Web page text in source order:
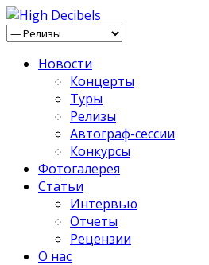
Новости
Концерты
Туры
Релизы
Автограф-сессии
Конкурсы
Фотогалерея
Статьи
Интервью
Отчеты
Рецензии
О нас